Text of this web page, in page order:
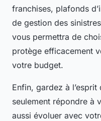
franchises, plafonds
de gestion des
vous permettra de
protège efficacement
votre budget.
Enfin, gardez à l’esprit
seulement répondre à
aussi évoluer avec